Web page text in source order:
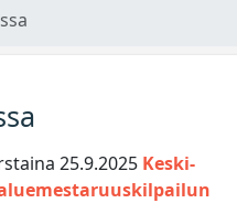
25.9.2025 Keski-